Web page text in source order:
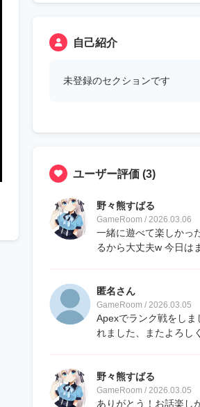
自己紹介
未登録のセクションです
ユーザー評価 (3)
野々熊すばる
GameRoom / 2026.03.06
一緒に遊べて楽しかっ
るから大丈夫w 今日は
匿名さん
GameRoom / 2026.03.05
Apexでランク戦をし
れました、またよろし
野々熊すばる
GameRoom / 2026.03.05
ありがとう！お話楽し